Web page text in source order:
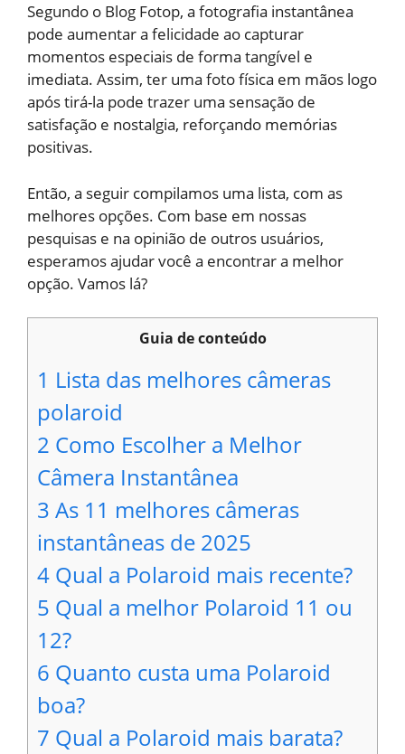
Segundo o Blog Fotop, a fotografia instantânea
pode aumentar a felicidade ao capturar
momentos especiais de forma tangível e
imediata. Assim, ter uma foto física em mãos logo
após tirá-la pode trazer uma sensação de
satisfação e nostalgia, reforçando memórias
positivas.
Então, a seguir compilamos uma lista, com as
melhores opções. Com base em nossas
pesquisas e na opinião de outros usuários,
esperamos ajudar você a encontrar a melhor
opção. Vamos lá?
Guia de conteúdo
1 Lista das melhores câmeras
polaroid
2 Como Escolher a Melhor
Câmera Instantânea
3 As 11 melhores câmeras
instantâneas de 2025
4 Qual a Polaroid mais recente?
5 Qual a melhor Polaroid 11 ou
12?
6 Quanto custa uma Polaroid
boa?
7 Qual a Polaroid mais barata?